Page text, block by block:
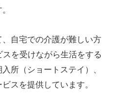
自宅での介護が難しい方
を受けながら生活をする
所（ショートステイ）、
スを提供しています。